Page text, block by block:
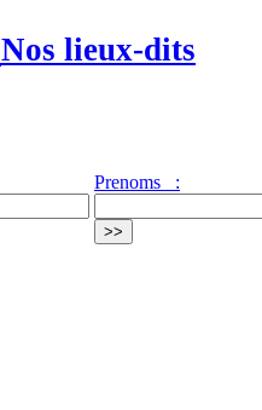
Nos lieux-dits
Prenoms :